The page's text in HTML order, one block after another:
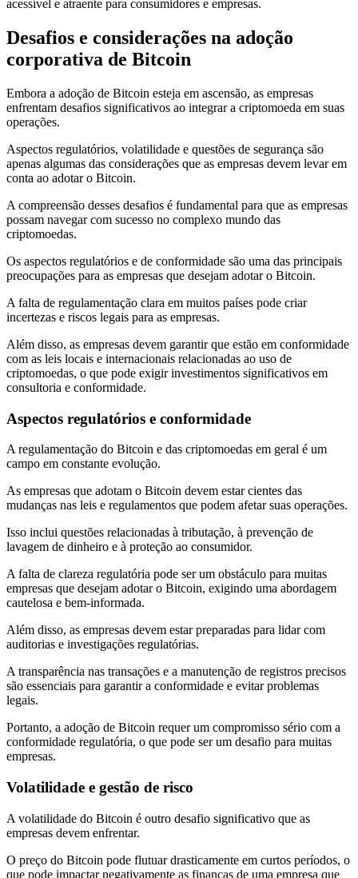
acessível e atraente para consumidores e empresas.
Desafios e considerações na adoção
corporativa de Bitcoin
Embora a adoção de Bitcoin esteja em ascensão, as empresas
enfrentam desafios significativos ao integrar a criptomoeda em suas
operações.
Aspectos regulatórios, volatilidade e questões de segurança são
apenas algumas das considerações que as empresas devem levar em
conta ao adotar o Bitcoin.
A compreensão desses desafios é fundamental para que as empresas
possam navegar com sucesso no complexo mundo das
criptomoedas.
Os aspectos regulatórios e de conformidade são uma das principais
preocupações para as empresas que desejam adotar o Bitcoin.
A falta de regulamentação clara em muitos países pode criar
incertezas e riscos legais para as empresas.
Além disso, as empresas devem garantir que estão em conformidade
com as leis locais e internacionais relacionadas ao uso de
criptomoedas, o que pode exigir investimentos significativos em
consultoria e conformidade.
Aspectos regulatórios e conformidade
A regulamentação do Bitcoin e das criptomoedas em geral é um
campo em constante evolução.
As empresas que adotam o Bitcoin devem estar cientes das
mudanças nas leis e regulamentos que podem afetar suas operações.
Isso inclui questões relacionadas à tributação, à prevenção de
lavagem de dinheiro e à proteção ao consumidor.
A falta de clareza regulatória pode ser um obstáculo para muitas
empresas que desejam adotar o Bitcoin, exigindo uma abordagem
cautelosa e bem-informada.
Além disso, as empresas devem estar preparadas para lidar com
auditorias e investigações regulatórias.
A transparência nas transações e a manutenção de registros precisos
são essenciais para garantir a conformidade e evitar problemas
legais.
Portanto, a adoção de Bitcoin requer um compromisso sério com a
conformidade regulatória, o que pode ser um desafio para muitas
empresas.
Volatilidade e gestão de risco
A volatilidade do Bitcoin é outro desafio significativo que as
empresas devem enfrentar.
O preço do Bitcoin pode flutuar drasticamente em curtos períodos, o
que pode impactar negativamente as finanças de uma empresa que